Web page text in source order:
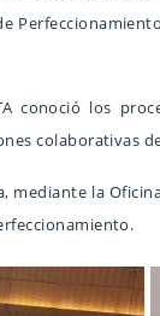
conoció los
colaborativas
mediante la